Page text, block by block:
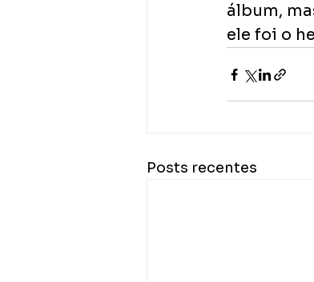
álbum,
ele foi o
Posts recentes